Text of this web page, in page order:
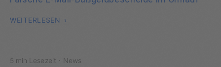
WEITERLESEN
5 min Lesezeit · News